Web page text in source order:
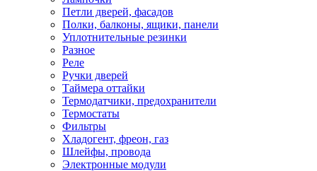
Петли дверей, фасадов
Полки, балконы, ящики, панели
Уплотнительные резинки
Разное
Реле
Ручки дверей
Таймера оттайки
Термодатчики, предохранители
Термостаты
Фильтры
Хладогент, фреон, газ
Шлейфы, провода
Электронные модули